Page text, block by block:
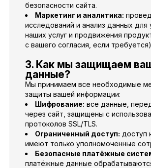
безопасности сайта.
Маркетинг и аналитика:
исследований и анализ данных для
наших услуг и продвижения
с вашего согласия, если
3. Как мы защищаем
данные?
Мы принимаем все необходимые
защиты вашей информации:
Шифрование: все данные,
через сайт, защищены с
протоколов SSL/TLS.
Ограниченный доступ: доступ
имеют только уполномоченные
Безопасные платёжные
платёжные данные